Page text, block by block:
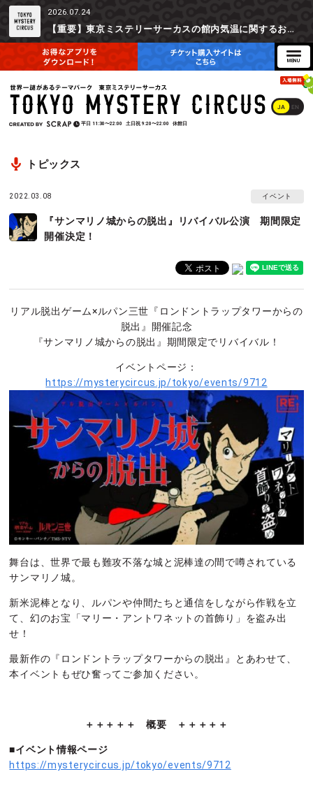
2026.07.24
【重要】東京ミステリーサーカスの館内気温に関するお詫びとご参加辞退時の返金対応について
JA EN
平日 11:30〜22:00 土日祝 9:20〜22:00 休館日
トピックス
2022.03.08 イベント
『サンマリノ城からの脱出』リバイバル公演 期間限定
開催決定！
リアル脱出ゲーム×ルパン三世『ロンドントラップタワーからの
脱出』開催記念
『サンマリノ城からの脱出』期間限定でリバイバル！
イベントページ：
https://mysterycircus.jp/tokyo/events/9712
舞台は、世界で最も難攻不落な城と泥棒達の間で噂されている
サンマリノ城。
新米泥棒となり、ルパンや仲間たちと通信をしながら作戦を立
て、幻のお宝「マリー・アントワネットの首飾り」を盗み出
せ！
最新作の『ロンドントラップタワーからの脱出』とあわせて、
本イベントもぜひ奮ってご参加ください。
＋＋＋＋＋ 概要 ＋＋＋＋＋
■イベント情報ページ
https://mysterycircus.jp/tokyo/events/9712